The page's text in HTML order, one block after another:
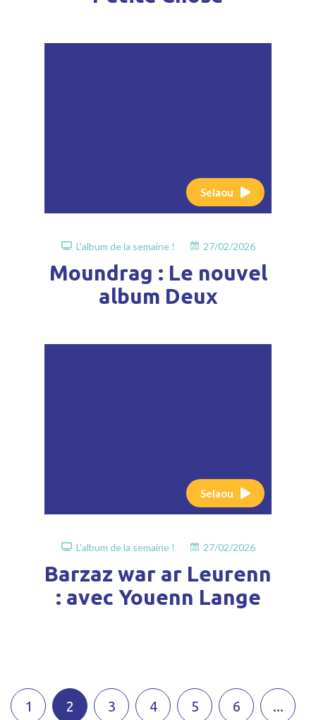
Selaou
L'album de la semaine ! 27/02/2026
Moundrag : Le nouvel
album Deux
Selaou
L'album de la semaine ! 27/02/2026
Barzaz war ar Leurenn
: avec Youenn Lange
1 2 3 4 5 6 ...